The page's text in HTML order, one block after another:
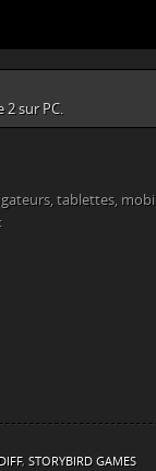
2 sur PC.
tablettes,
, STORYBIRD GAMES